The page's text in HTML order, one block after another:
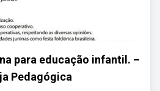
para educação infantil. –
Pedagógica